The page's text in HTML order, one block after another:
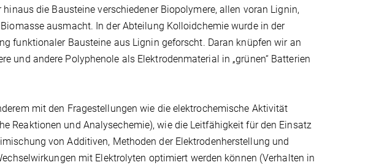
die Bausteine verschiedener Biopolymere, allen voran Lignin,
ausmacht. In der Abteilung Kolloidchemie wurde in der
funktionaler Bausteine aus Lignin geforscht. Daran knüpfen wir an
und andere Polyphenole als Elektrodenmaterial in „grünen“ Batterien
mit den Fragestellungen wie die elektrochemische Aktivität
Reaktionen und Analysechemie), wie die Leitfähigkeit für den Einsatz
von Additiven, Methoden der Elektrodenherstellung und
mit Elektrolyten optimiert werden können (Verhalten in